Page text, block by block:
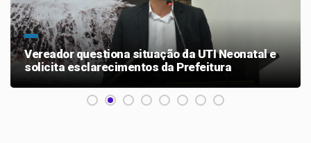
Vereador questiona situação da UTI Neonatal e
solicita esclarecimentos da Prefeitura